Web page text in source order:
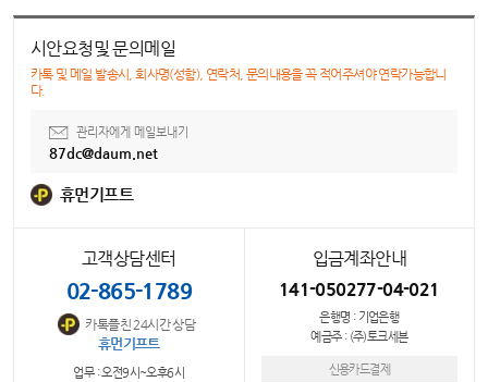
시안요청및 문의메일
카톡 및 메일 발송시, 회사명(성함), 연락처, 문의내용을 꼭 적어주셔야 연락가능합니
다.
관리자에게 메일보내기
87dc@daum.net
휴먼기프트
고객상담센터
02-865-1789
카톡플친 24시간 상담
휴먼기프트
업무 : 오전9시~오후6시
입금계좌안내
141-050277-04-021
은행명 : 기업은행
예금주 : (주)토크세븐
신용카드결제